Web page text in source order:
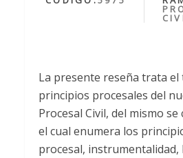
La presente reseña trata el
principios procesales del
Procesal Civil, del mismo
el cual enumera los
procesal, instrumentalidad,